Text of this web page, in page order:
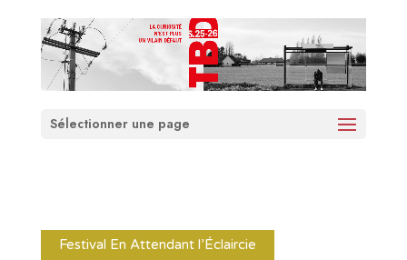
Sélectionner une page
Festival En Attendant l’Éclaircie